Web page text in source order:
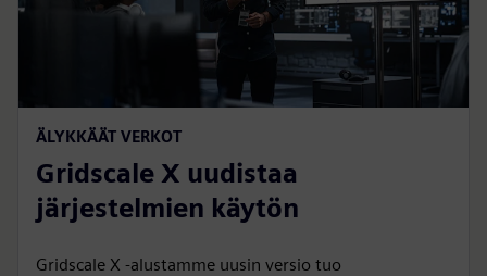
ÄLYKKÄÄT VERKOT
Gridscale X uudistaa
järjestelmien käytön
Gridscale X -alustamme uusin versio tuo